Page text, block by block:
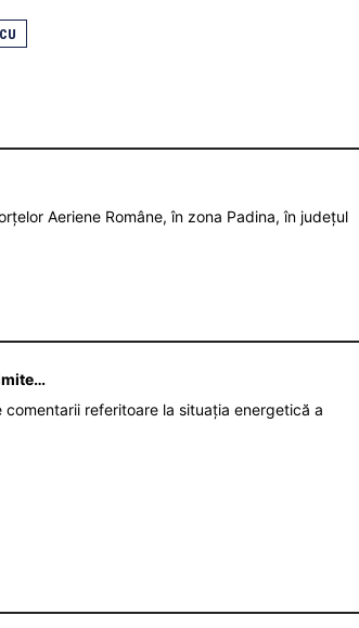
Aeriene Române, în zona Padina, în județul
referitoare la situația energetică a